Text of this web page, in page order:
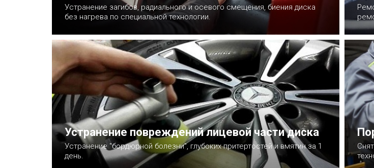
Устранение загибов, радиального и осевого смещения, биения диска
без нагрева по специальной технологии.
Записаться
Устранение повреждений лицевой части диска
Устранение "бордюрной болезни", глубоких притертостей и вмятин за 1
день.